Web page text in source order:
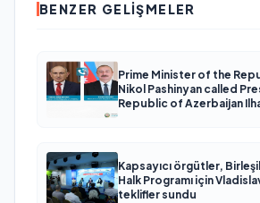
BENZER GELIŞMELER
Prime Minister of the
Nikol Pashinyan called
Republic of Azerbaijan
Kapsayıcı örgütler,
Halk Programı için
teklifler sundu